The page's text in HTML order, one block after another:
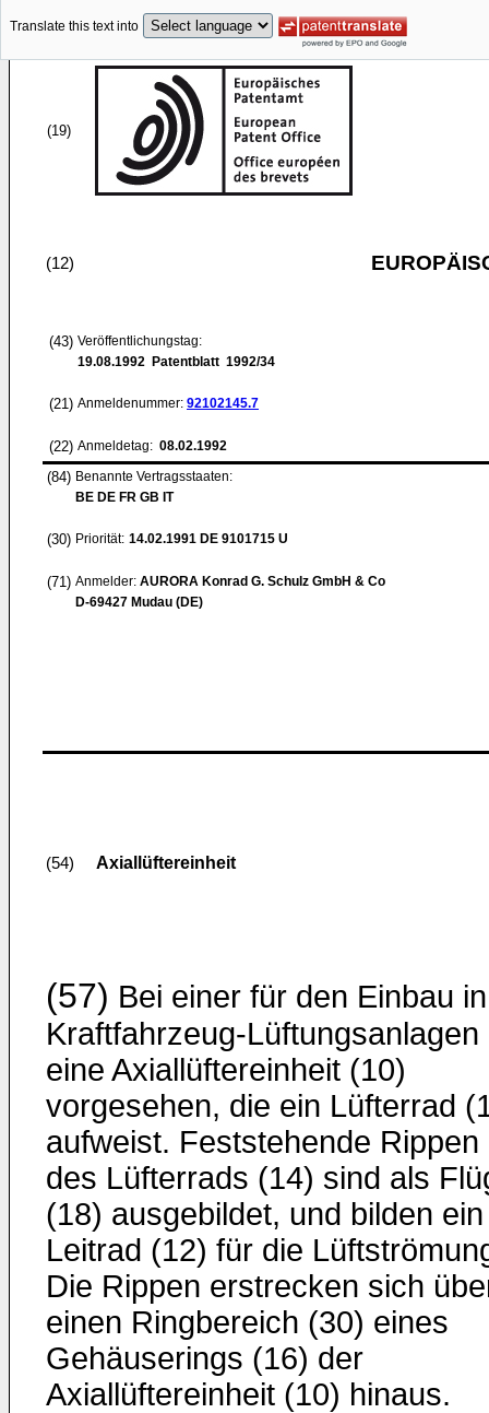
Translate this text into
(19)
(12)
(43) Veröffentlichungstag:
19.08.1992 Patentblatt 1992/34
(21) Anmeldenummer: 92102145.7
(22) Anmeldetag: 08.02.1992
(84) Benannte Vertragsstaaten:
BE DE FR GB IT
(30) Priorität: 14.02.1991 DE 9101715 U
(71) Anmelder: AURORA Konrad G. Schulz GmbH & Co
D-69427 Mudau (DE)
(54) Axiallüftereinheit
(57) Bei einer für den Einbau in
Kraftfahrzeug-Lüftungsanlagen
eine Axiallüftereinheit (10)
vorgesehen, die ein Lüfterrad
aufweist. Feststehende Rippen
des Lüfterrads (14) sind als
(18) ausgebildet, und bilden ein
Leitrad (12) für die
Die Rippen erstrecken sich
einen Ringbereich (30) eines
Gehäuserings (16) der
Axiallüftereinheit (10) hinaus.